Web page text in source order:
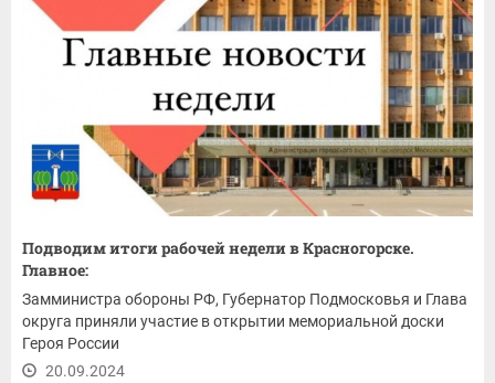
Подводим итоги рабочей недели в Красногорске.
Главное:
Замминистра обороны РФ, Губернатор Подмосковья и Глава
округа приняли участие в открытии мемориальной доски
Героя России
20.09.2024